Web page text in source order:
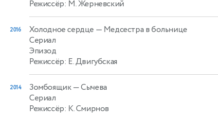
Режиссёр: М. Жерневский
2016 Холодное сердце — Медсестра в больнице
Сериал
Эпизод
Режиссёр: Е. Двигубская
2014 Зомбоящик— Сычева
Сериал
Режиссёр: К. Смирнов